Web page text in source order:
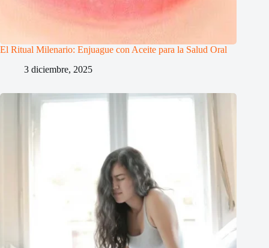
El Ritual Milenario: Enjuague con Aceite para la Salud Oral
3 diciembre, 2025